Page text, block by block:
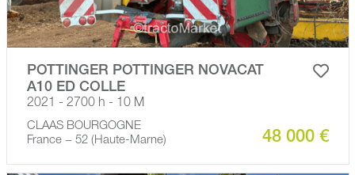
POTTINGER POTTINGER NOVACAT
A10 ED COLLE
2021 - 2700 h - 10 M
CLAAS BOURGOGNE
France − 52 (Haute-Marne)
48 000 €